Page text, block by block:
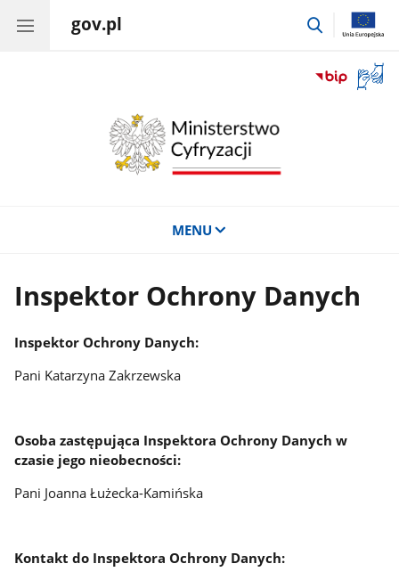
gov.pl
przejdź
okno
MENU
Inspektor Ochrony Danych
Inspektor Ochrony Danych:
Pani Katarzyna Zakrzewska
Osoba zastępująca Inspektora Ochrony Danych w
czasie jego nieobecności:
Pani Joanna Łużecka-Kamińska
Kontakt do Inspektora Ochrony Danych: